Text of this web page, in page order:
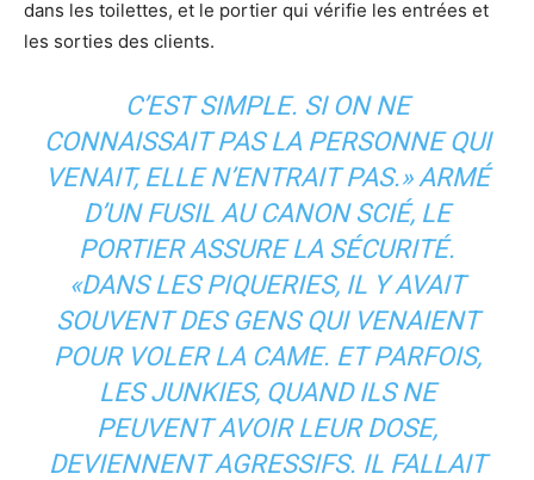
dans les toilettes, et le portier qui vérifie les entrées et
les sorties des clients.
C’EST SIMPLE. SI ON NE
CONNAISSAIT PAS LA PERSONNE QUI
VENAIT, ELLE N’ENTRAIT PAS.» ARMÉ
D’UN FUSIL AU CANON SCIÉ, LE
PORTIER ASSURE LA SÉCURITÉ.
«DANS LES PIQUERIES, IL Y AVAIT
SOUVENT DES GENS QUI VENAIENT
POUR VOLER LA CAME. ET PARFOIS,
LES JUNKIES, QUAND ILS NE
PEUVENT AVOIR LEUR DOSE,
DEVIENNENT AGRESSIFS. IL FALLAIT